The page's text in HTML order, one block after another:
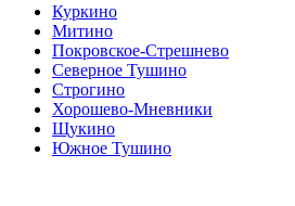
Куркино
Митино
Покровское-Стрешнево
Северное Тушино
Строгино
Хорошево-Мневники
Щукино
Южное Тушино